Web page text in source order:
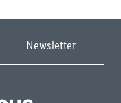
Newsletter